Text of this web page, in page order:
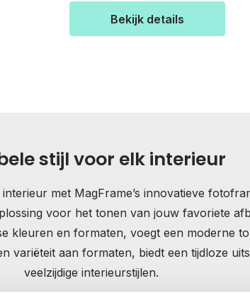
waardoor je eenvoudig de sfeer in
kunt aanpassen. Stel jouw eigen
zijn uiteraard ook verkrijgbaar.
less is de perfecte keuze voor een
duurzame en aanpasbare
Bekijk details
stijl voor elk interieur
met MagFrame’s innovatieve
voor het tonen van jouw favoriete
kleuren en formaten, voegt een moderne
variëteit aan formaten, biedt een tijdloze
veelzijdige interieurstijlen.